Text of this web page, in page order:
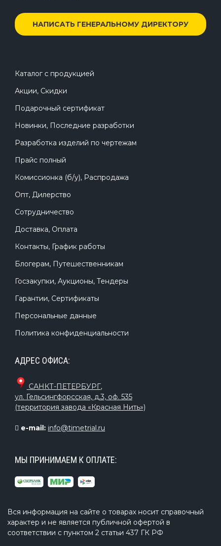
НАПИСАТЬ ГЕНЕРАЛЬНОМУ ДИРЕКТОРУ
Каталог с продукцией
Акции, Скидки
Подарочный сертификат
Новинки, Последние разработки
Разработка изделий по чертежам
Прайс полный
Комиссионка (б/у), Распродажа
Опт, Дилерство
Сотрудничество
Доставка, Оплата
Контакты, График работы
Блогерам, Путешественникам
Госзакупки, Аукционы, Тендеры
Гарантии, Сертификаты
Персональные данные
Политика конфиденциальности
АДРЕС ОФИСА:
САНКТ-ПЕТЕРБУРГ,
ул. Гельсингфорсская, д.3, оф. 535
(территория завода «Красная Нить»)
e-mail: info@timetrial.ru
МЫ ПРИНИМАЕМ К ОПЛАТЕ:
Вся информация на сайте о товарах носит справочный
характер и не является публичной офертой в
соответствии с пунктом 2 статьи 437 ГК РФ